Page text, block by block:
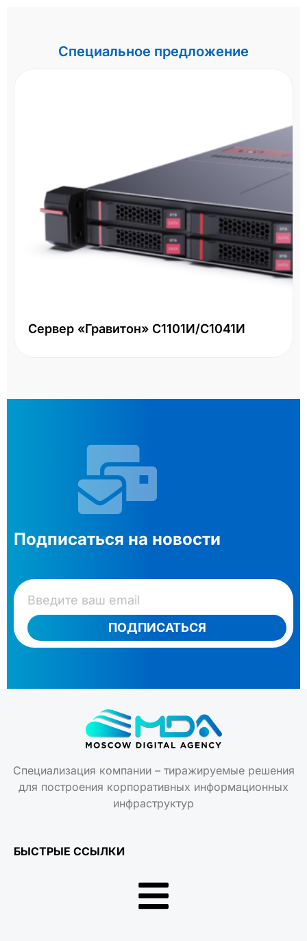
Специальное предложение
Сервер «Гравитон» С1101И/С1041И
Подписаться на новости
ПОДПИСАТЬСЯ
Специализация компании – тиражируемые решения
для построения корпоративных информационных
инфраструктур
БЫСТРЫЕ ССЫЛКИ